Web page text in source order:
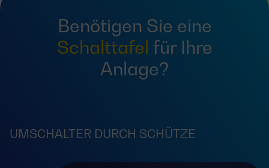
Benötigen Sie eine
Schalttafel für Ihre
Anlage?
UMSCHALTER DURCH SCHÜTZE